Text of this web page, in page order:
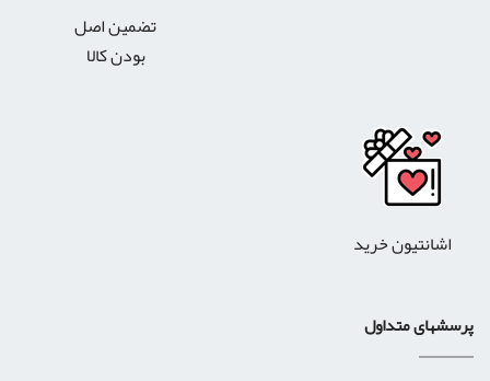
تضمین اصل
بودن کالا
اشانتیون خرید
پرسشهای متداول